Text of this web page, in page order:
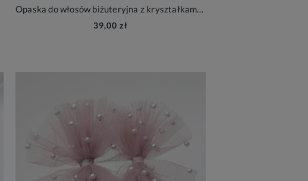
Opaska do włosów biżuteryjna z kryształkami color mix dla dziewczynki
39,00 zł